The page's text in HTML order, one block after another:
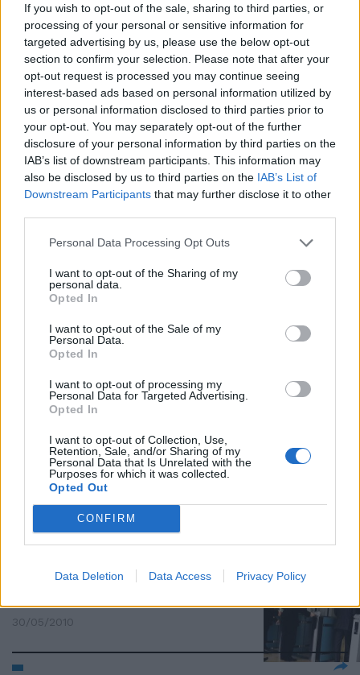
If you wish to opt-out of the sale, sharing to third parties, or
processing of your personal or sensitive information for
targeted advertising by us, please use the below opt-out
section to confirm your selection. Please note that after your
opt-out request is processed you may continue seeing
interest-based ads based on personal information utilized by
us or personal information disclosed to third parties prior to
your opt-out. You may separately opt-out of the further
disclosure of your personal information by third parties on the
IAB’s list of downstream participants. This information may
also be disclosed by us to third parties on the IAB’s List of
Downstream Participants that may further disclose it to other
Personal Data Processing Opt Outs
I want to opt-out of the Sharing of my
personal data.
Opted In
I want to opt-out of the Sale of my
Personal Data.
Opted In
I want to opt-out of processing my
Personal Data for Targeted Advertising.
Opted In
I want to opt-out of Collection, Use,
Retention, Sale, and/or Sharing of my
Personal Data that Is Unrelated with the
Purposes for which it was collected.
Opted Out
CONFIRM
Data Deletion Data Access Privacy Policy
BERSANI voto 7- Fisicamente,
Bersani si muove da uomo
saggio, alza e abbassa le
braccia, ritma nei passaggi più
emotivi le frasi con gesti della
mano destra anche se non
guarda sempre in faccia alla
telecamera ma verso la
conduttrice.
30/11/2012
La telecamera a «bulbo
23/01/2011
Mischi la spazzatura? E io ti spio
31/07/2010
Il killer del camorrista forse
ripreso da una telecamera
11/07/2010
La telecamera incastra i
30/05/2010